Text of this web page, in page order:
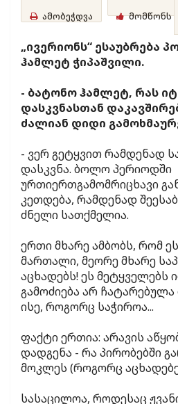
ამობეჭდვა მომწონს
„ივერიონს“ ესაუბრება
ჰამლეტ ჭიპაშვილი.
- ბატონო ჰამლეტ, რას
დასკვნასთან
ძალიან დიდი
- ვერ გეტყვით რამდენად
დასკვნა. ბოლო პერიოდში
ურთიერთგამომრიცხავი
კეთდება, რამდენად
ძნელი სათქმელია.
ერთი მხარე ამბობს, რომ
მართალი, მეორე მხარე
აცხადებს! ეს მეტყველებს
გამოძიება არ
ისე, როგორც საჭიროა...
ფაქტი ერთია: არავის
დადგენა - რა პირობებში
მოკლეს (როგორც
სასაცილოა, როდესაც